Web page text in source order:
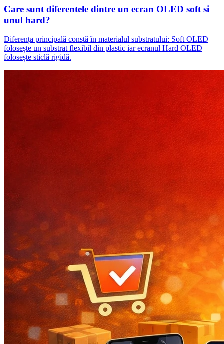
Care sunt diferentele dintre un ecran OLED soft si
unul hard?
Diferența principală constă în materialul substratului: Soft OLED
folosește un substrat flexibil din plastic iar ecranul Hard OLED
folosește sticlă rigidă.